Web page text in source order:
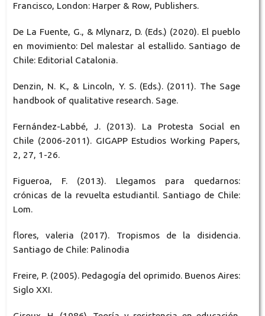
Francisco, London: Harper & Row, Publishers.
De La Fuente, G., & Mlynarz, D. (Eds.) (2020). El pueblo
en movimiento: Del malestar al estallido. Santiago de
Chile: Editorial Catalonia.
Denzin, N. K., & Lincoln, Y. S. (Eds.). (2011). The Sage
handbook of qualitative research. Sage.
Fernández-Labbé, J. (2013). La Protesta Social en
Chile (2006-2011). GIGAPP Estudios Working Papers,
2, 27, 1-26.
Figueroa, F. (2013). Llegamos para quedarnos:
crónicas de la revuelta estudiantil. Santiago de Chile:
Lom.
flores, valeria (2017). Tropismos de la disidencia.
Santiago de Chile: Palinodia
Freire, P. (2005). Pedagogía del oprimido. Buenos Aires:
Siglo XXI.